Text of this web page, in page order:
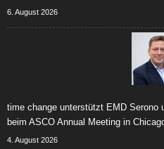
6. August 2026
time change unterstützt EMD Serono
beim ASCO Annual Meeting in
4. August 2026